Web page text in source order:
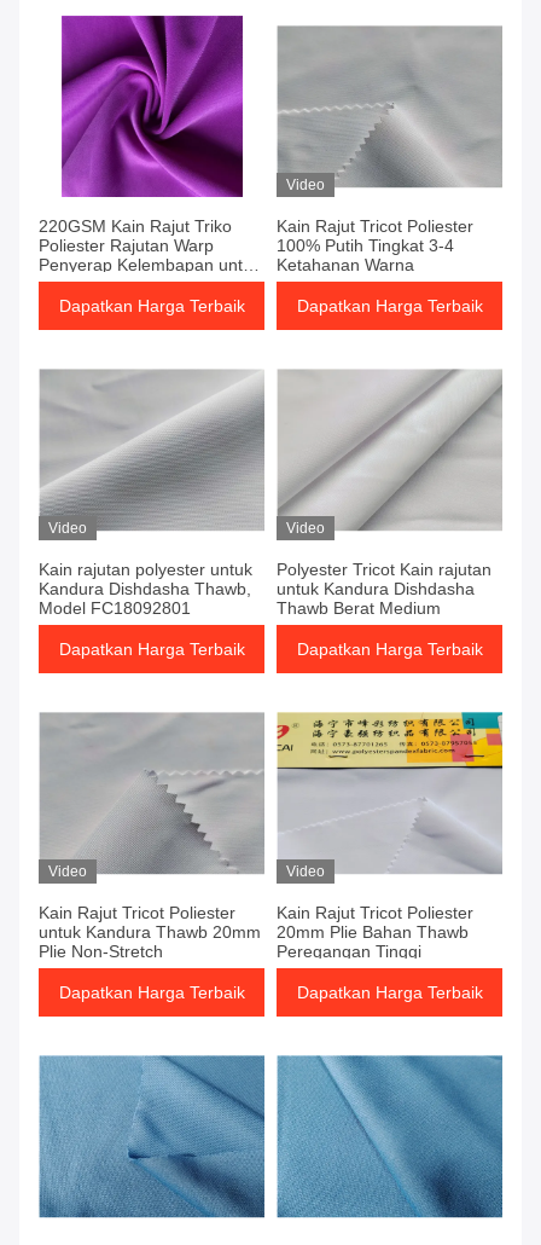
220GSM Kain Rajut Triko
Poliester Rajutan Warp
Penyerap Kelembapan untuk
Aplikasi Pakaian Olahraga
dan Rajutan Pique
Dapatkan Harga Terbaik
Video
Kain Rajut Tricot Poliester
100% Putih Tingkat 3-4
Ketahanan Warna
Dapatkan Harga Terbaik
Video
Kain rajutan polyester untuk
Kandura Dishdasha Thawb,
Model FC18092801
Dapatkan Harga Terbaik
Video
Polyester Tricot Kain rajutan
untuk Kandura Dishdasha
Thawb Berat Medium
Dapatkan Harga Terbaik
Video
Kain Rajut Tricot Poliester
untuk Kandura Thawb 20mm
Plie Non-Stretch
Dapatkan Harga Terbaik
Video
Kain Rajut Tricot Poliester
20mm Plie Bahan Thawb
Peregangan Tinggi
Dapatkan Harga Terbaik